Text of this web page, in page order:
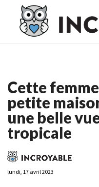
Casino En Ligne France
Casino En Ligne France
Cette
petite
une belle
tropicale
lundi, 17 avril 2023